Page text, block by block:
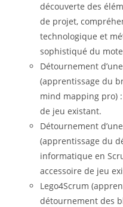
découverte des
de projet,
technologique et
sophistiqué du
Détournement
(apprentissage du
mind mapping pro)
de jeu existant.
Détournement
(apprentissage du
informatique en
accessoire de jeu
Lego4Scrum
détournement des